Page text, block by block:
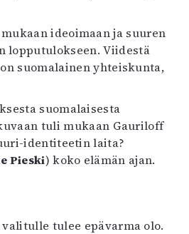
ideoimaan ja suuren
lopputulokseen. Viidestä
suomalainen yhteiskunta,
suomalaisesta
tuli mukaan Gauriloff
identiteetin laita?
Pieski) koko elämän ajan.
tulee epävarma olo.